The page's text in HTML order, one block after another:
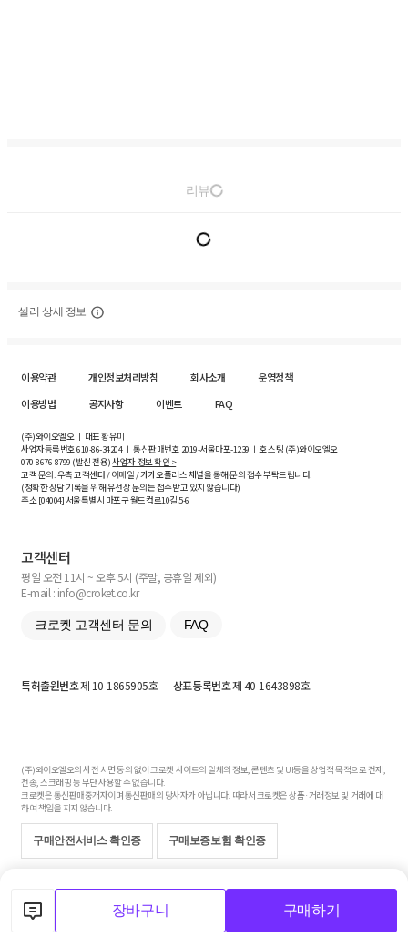
장바구니 구매하기
리뷰
셀러 상세 정보
이용약관 개인정보처리방침 회사소개
운영정책
이용방법
공지사항 이벤트 FAQ
(주)와이오엘오 ㅣ 대표 황유미
사업자등록번호610-86-34204ㅣ 통신판매번호 2019-서울마포-1239 ㅣ 호스팅 (주)와이오엘오
070-8676-8799 (발신 전용)사업자 정보 확인 >
고객 문의: 우측 고객센터 / 이메일 / 카카오플러스 채널을 통해 문의 접수 부탁드립니다.
(정확한 상담 기록을 위해 유선상 문의는 접수받고 있지 않습니다)
주소 [04004] 서울특별시 마포구 월드컵로10길5-6
고객센터
평일 오전 11시 ~ 오후 5시 (주말, 공휴일 제외)
E-mail : info@croket.co.kr
크로켓 고객센터 문의 FAQ
특허출원번호제 10-1865905호 상표등록번호제 40-1643898호
(주)와이오엘오의 사전 서면 동의 없이 크로켓 사이트의 일체의 정보, 콘텐츠 및 UI등을 상업적 목적으로 전재,
전송, 스크래핑 등 무단 사용할 수 없습니다.
크로켓은 통신판매중개자이며 통신판매의 당사자가 아닙니다. 따라서 크로켓은 상품·거래정보 및 거래에 대
하여 책임을 지지 않습니다.
구매안전서비스 확인증 구매보증보험 확인증